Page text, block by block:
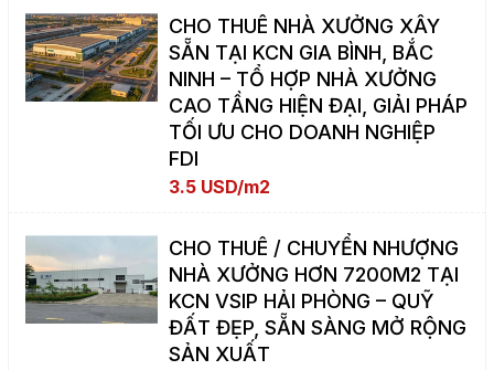
CHO THUÊ NHÀ XƯỞNG XÂY
SẴN TẠI KCN GIA BÌNH, BẮC
NINH – TỔ HỢP NHÀ XƯỞNG
CAO TẦNG HIỆN ĐẠI, GIẢI PHÁP
TỐI ƯU CHO DOANH NGHIỆP
FDI
3.5 USD/m2
CHO THUÊ / CHUYỂN NHƯỢNG
NHÀ XƯỞNG HƠN 7200M2 TẠI
KCN VSIP HẢI PHÒNG – QUỸ
ĐẤT ĐẸP, SẴN SÀNG MỞ RỘNG
SẢN XUẤT